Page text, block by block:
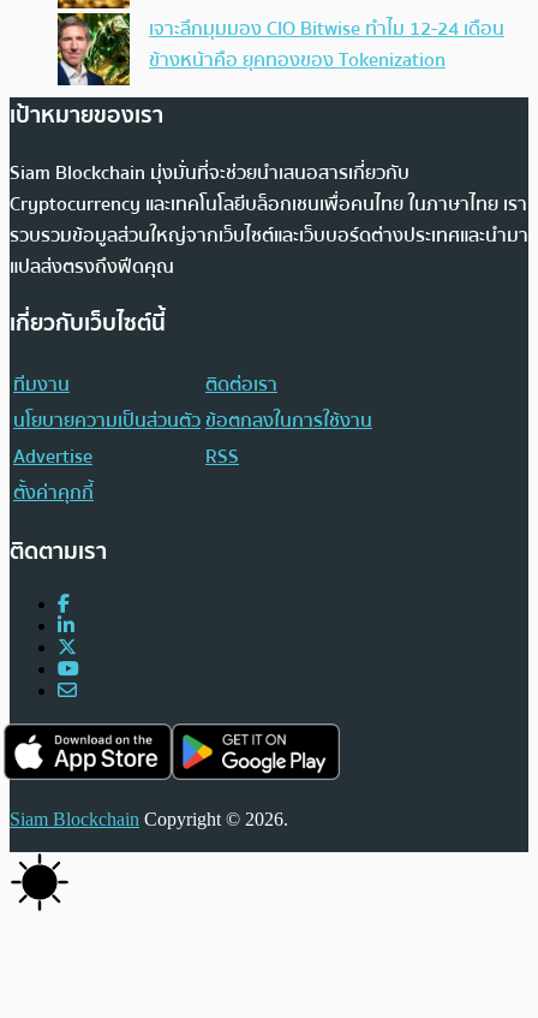
เจาะลึกมุมมอง CIO Bitwise ทำไม 12-24 เดือน
ข้างหน้าคือ ยุคทองของ Tokenization
เป้าหมายของเรา
Siam Blockchain มุ่งมั่นที่จะช่วยนำเสนอสารเกี่ยวกับ
Cryptocurrency และเทคโนโลยีบล็อกเชนเพื่อคนไทย ในภาษาไทย เรา
รวบรวมข้อมูลส่วนใหญ่จากเว็บไซต์และเว็บบอร์ดต่างประเทศและนำมา
แปลส่งตรงถึงฟีดคุณ
เกี่ยวกับเว็บไซต์นี้
ทีมงาน
ติดต่อเรา
นโยบายความเป็นส่วนตัวข้อตกลงในการใช้งาน
Advertise
RSS
ตั้งค่าคุกกี้
ติดตามเรา
Siam Blockchain Copyright © 2026.